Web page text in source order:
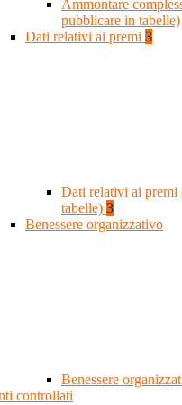
Ammontare
pubblicare in tabelle)
Dati relativi ai premi 3
Dati relativi ai premi
tabelle) 3
Benessere organizzativo
Benessere
controllati